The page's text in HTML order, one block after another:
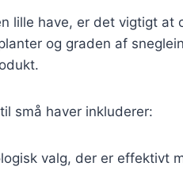
lille have, er det vigtigt at
og graden af
små haver inkluderer:
valg, der er effektivt